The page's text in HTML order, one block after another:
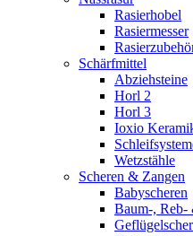
Rasierhobel
Rasiermesser
Schärfmittel
Abziehsteine
Horl 2
Horl 3
Ioxio
Wetzstähle
Scheren & Zangen
Babyscheren
Baum-, Reb-